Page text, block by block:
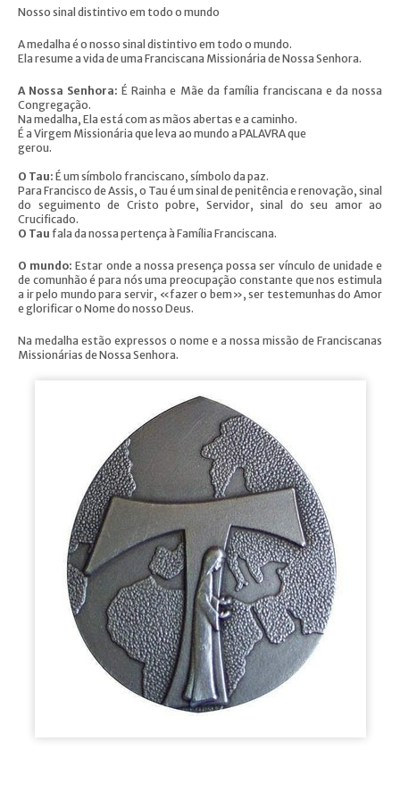
Nosso sinal distintivo em todo o mundo
A medalha é o nosso sinal distintivo em todo o mundo.
Ela resume a vida de uma Franciscana Missionária de Nossa Senhora.
A Nossa Senhora:É Rainha e Mãe da família franciscana e da nossa
Congregação.
Na medalha, Ela está com as mãos abertas e a caminho.
É a Virgem Missionária que leva ao mundo a PALAVRA que
gerou.
O Tau: É um símbolo franciscano, símbolo da paz.
Para Francisco de Assis, o Tau é um sinal de penitência e renovação, sinal
do seguimento de Cristo pobre, Servidor, sinal do seu amor ao
Crucificado.
O Tau fala da nossa pertença à Família Franciscana.
O mundo:Estar onde a nossa presença possa ser vínculo de unidade e
de comunhão é para nós uma preocupação constante que nos estimula
a ir pelo mundo para servir, «fazer o bem», ser testemunhas do Amor
e glorificar o Nome do nosso Deus.
Na medalha estão expressos o nome e a nossa missão de Franciscanas
Missionárias de Nossa Senhora.